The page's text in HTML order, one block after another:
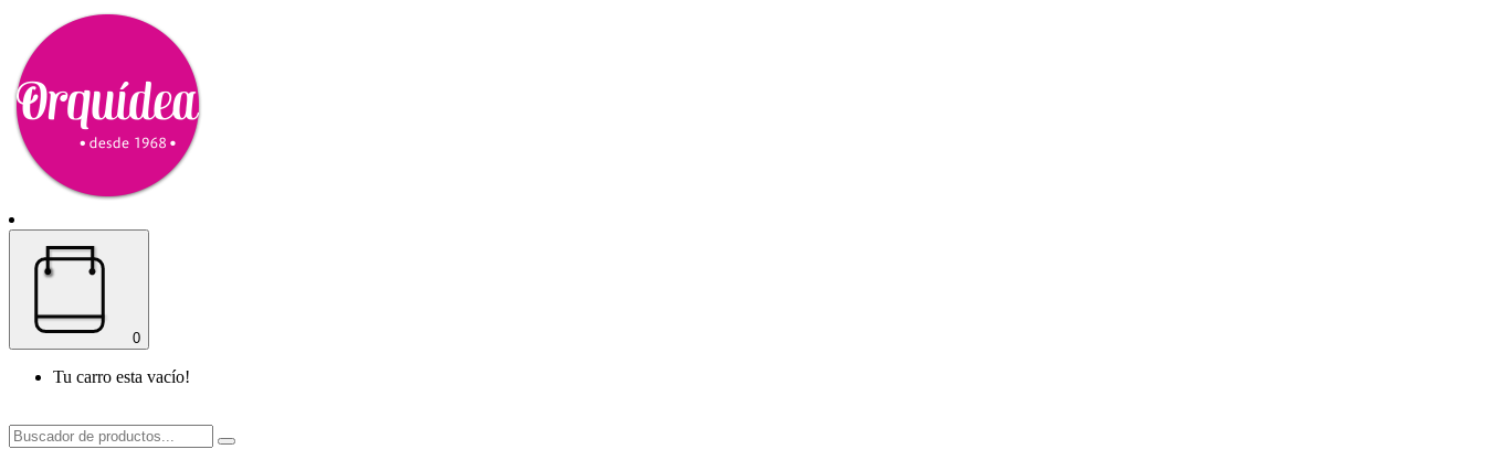
0
Tu carro esta vacío!